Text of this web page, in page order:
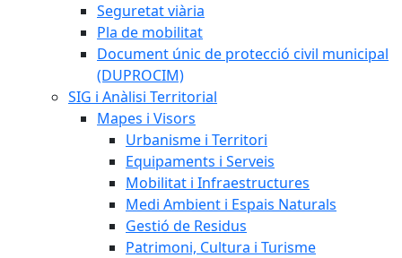
Seguretat viària
Pla de mobilitat
Document únic de protecció civil municipal
(DUPROCIM)
SIG i Anàlisi Territorial
Mapes i Visors
Urbanisme i Territori
Equipaments i Serveis
Mobilitat i Infraestructures
Medi Ambient i Espais Naturals
Gestió de Residus
Patrimoni, Cultura i Turisme